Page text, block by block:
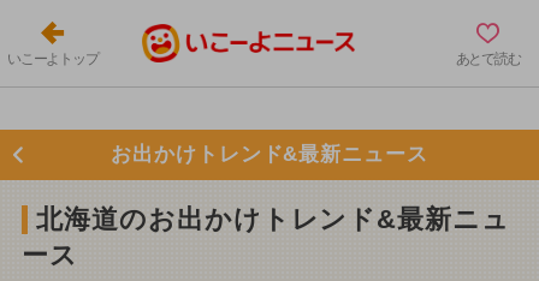
いこーよトップ あとで読む
お出かけトレンド&最新ニュース
北海道のお出かけトレンド&最新ニュ
ース